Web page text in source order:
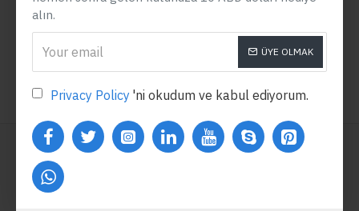
alın.
ÜYE OLMAK
Privacy Policy 'ni okudum ve kabul ediyorum.
BIZ DE TAVSIYE EDERIZ
FREE